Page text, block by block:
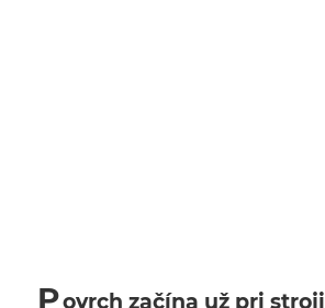
Povrch začína už pri stroji